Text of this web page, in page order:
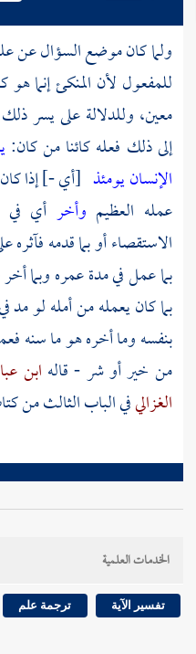
ولما كان موضع السؤال عن علة
للمفعول لأن المنكئ إنما
معين، وللدلالة على يسر
إلى ذلك فعله كائنا من كان:
الإنسان يومئذ [أي -] إذا كان
عمله العظيم وأخر أي في
الاستقصاء أو بما قدمه
بما عمل في مدة عمره وبما
بما كان يعمله من أمله لو
بنفسه وما أخره هو ما سنه
من خير أو شر - قاله ابن
الغزاليفي الباب الثالث من
الخدمات العلمية
تفسير الآية ترجمة علم